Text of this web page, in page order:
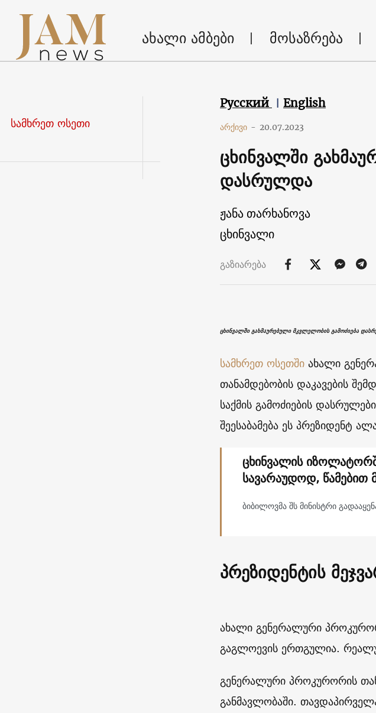
ახალი ამბები მოსაზრება
სამხრეთ ოსეთი
Русский English
არქივი - 20.07.2023
ცხინვალში
დასრულდა
ჟანა თარხანოვა
ცხინვალი
გაზიარება
ცხინვალში გახმაურებული მკვლელობის გამოძიება
სამხრეთ ოსეთშიახალი
თანამდებობის დაკავების
საქმის გამოძიების
შეესაბამება ეს პრეზიდენტ
ცხინვალის
სავარაუდოდ, წამებით
ბიბილოვმა შს მინისტრი
პრეზიდენტის
ახალი გენერალური
გაგლოევის ერთგულია.
გენერალური პროკურორის
განმავლობაში.